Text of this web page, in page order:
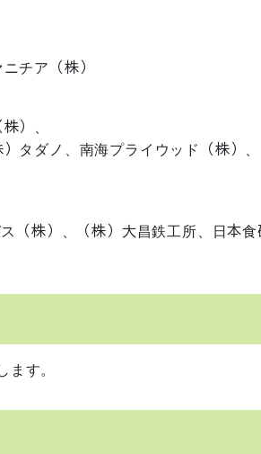
チア（株）
）、
タダノ、南海プライウッド（株）、
（株）、（株）大昌鉄工所、日本食
ます。